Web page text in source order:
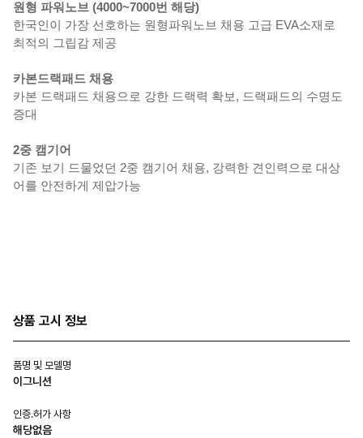
원형 파워노브 (4000~7000번 해당)
한국인이 가장 선호하는 원형파워노브 채용 고급 EVA소재로
최적의 그립감 제공
카본드랙패드 채용
카본 드랙패드 채용으로 강한 드랙력 확보, 드랙패드의 수명도
증대
2중 캠기어
기존 보기 드물었던 2중 캠기어 채용, 강력한 견인력으로 대상
어를 안전하게 제압가능
상품 고시 정보
품명 및 모델명
이그니션
인증.허가 사항
해당없음